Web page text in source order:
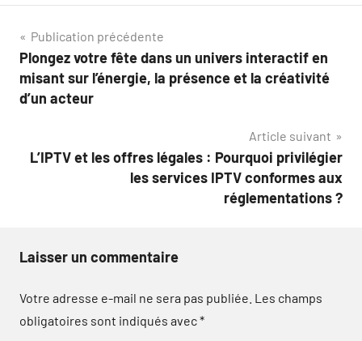
Navigation
de
l’article
Publication précédente
Plongez votre fête dans un univers interactif en
misant sur l’énergie, la présence et la créativité
d’un acteur
Article suivant
L’IPTV et les offres légales : Pourquoi privilégier
les services IPTV conformes aux
réglementations ?
Laisser un commentaire
Votre adresse e-mail ne sera pas publiée. Les champs
obligatoires sont indiqués avec*